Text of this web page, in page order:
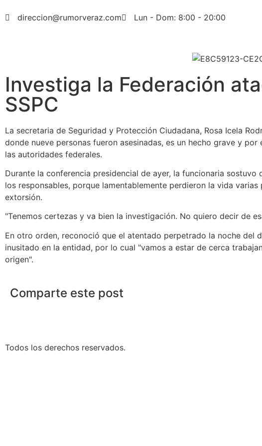
direccion@rumorveraz.com Lun - Dom: 8:00 - 20:00
Investiga la Federación
SSPC
La secretaria de Seguridad y Protección Ciudadana, Rosa Icela
donde nueve personas fueron asesinadas, es un hecho grave y
las autoridades federales.
Durante la conferencia presidencial de ayer, la funcionaria
los responsables, porque lamentablemente perdieron la vida varias
extorsión.
Tenemos certezas y va bien la investigación. No quiero decir de
En otro orden, reconoció que el atentado perpetrado la noche del
inusitado en la entidad, por lo cual vamos a estar de cerca
origen .
Comparte este post
Todos los derechos reservados.